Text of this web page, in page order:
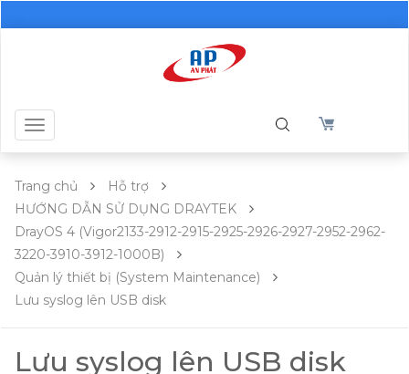
Toggle
navigation
Trang chủ
Hỗ trợ
HƯỚNG DẪN SỬ DỤNG DRAYTEK
DrayOS 4 (Vigor2133-2912-2915-2925-2926-2927-2952-2962-
3220-3910-3912-1000B)
Quản lý thiết bị (System Maintenance)
Lưu syslog lên USB disk
Lưu syslog lên USB disk